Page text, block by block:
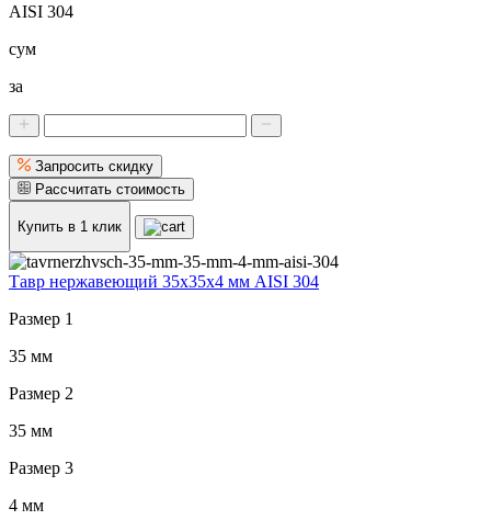
AISI 304
сум
за
Запросить скидку
Рассчитать стоимость
Купить в 1 клик
Тавр нержавеющий 35x35x4 мм AISI 304
Размер 1
35 мм
Размер 2
35 мм
Размер 3
4 мм